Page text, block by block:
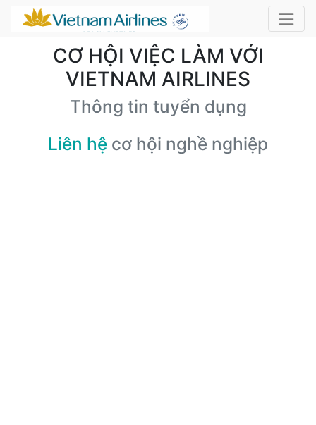
CƠ HỘI VIỆC LÀM VỚI
VIETNAM AIRLINES
Thông tin tuyển dụng
Liên hệ cơ hội nghề nghiệp